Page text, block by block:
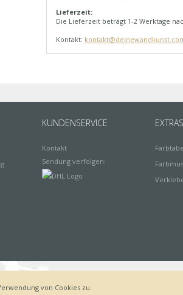
Lieferzeit:
Die Lieferzeit beträgt 1-2 Werktage
Kontakt:
KUNDENSERVICE
Kontakt
Sendung verfolgen:
EXTRAS
von Cookies zu.